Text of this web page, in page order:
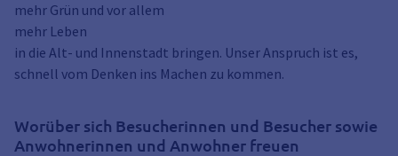
mehr Grün und vor allem
mehr Leben
in die Alt- und Innenstadt bringen. Unser Anspruch ist es,
schnell vom Denken ins Machen zu kommen.
Worüber sich Besucherinnen und Besucher sowie
Anwohnerinnen und Anwohner freuen